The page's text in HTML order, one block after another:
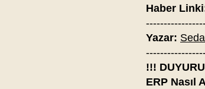
Haber
Yazar:
!!!
ERP Nasıl